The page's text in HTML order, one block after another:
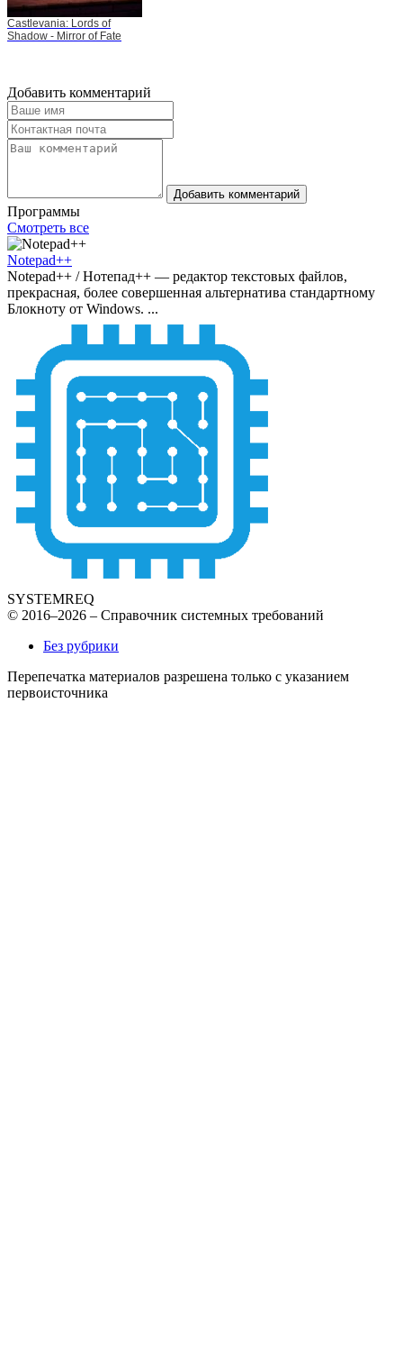
Castlevania: Lords of
Shadow - Mirror of Fate
Добавить комментарий
Добавить комментарий
Программы
Смотреть все
Notepad++
Notepad++ / Нотепад++ — редактор текстовых файлов,
прекрасная, более совершенная альтернатива стандартному
Блокноту от Windows. ...
SYSTEMREQ
© 2016–2026 – Справочник системных требований
Без рубрики
Перепечатка материалов разрешена только с указанием
первоисточника